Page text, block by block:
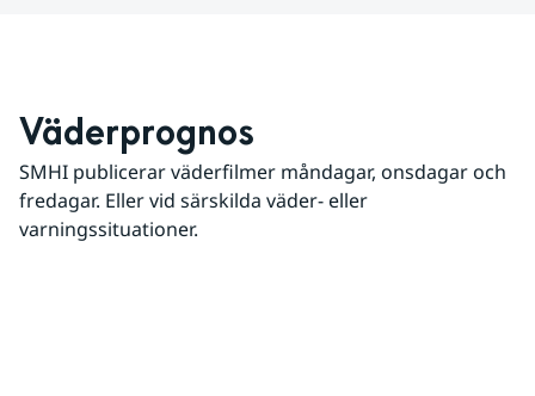
Väderprognos
SMHI publicerar väderfilmer måndagar, onsdagar och
fredagar. Eller vid särskilda väder- eller
varningssituationer.